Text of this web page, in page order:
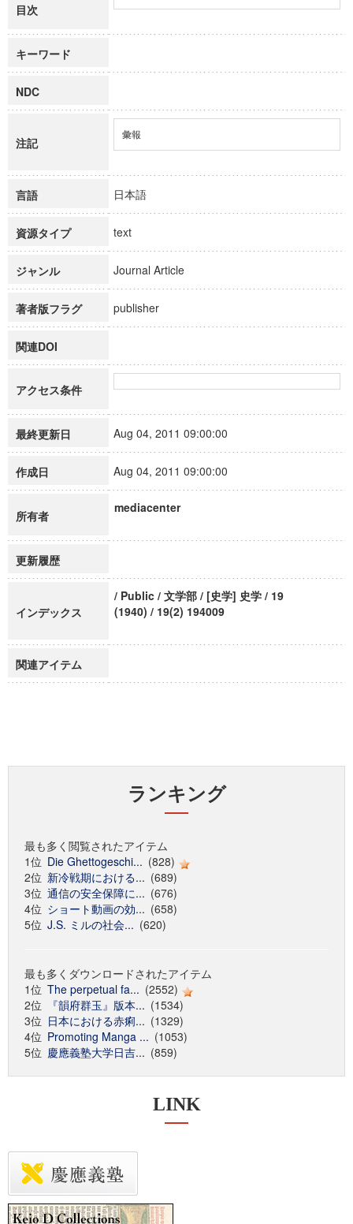
目次
キーワード
NDC
注記
彙報
言語 日本語
資源タイプ text
ジャンル Journal Article
著者版フラグ publisher
関連DOI
アクセス条件
最終更新日 Aug 04, 2011 09:00:00
作成日 Aug 04, 2011 09:00:00
所有者
mediacenter
更新履歴
インデックス
/ Public / 文学部 / [史学] 史学 / 19
(1940) / 19(2) 194009
関連アイテム
ランキング
最も多く閲覧されたアイテム
1位 Die Ghettogeschi... (828)
2位 新冷戦期における... (689)
3位 通信の安全保障に... (676)
4位 ショート動画の効... (658)
5位 J.S. ミルの社会... (620)
最も多くダウンロードされたアイテム
1位 The perpetual fa... (2552)
2位
『韻府群玉』版本... (1534)
3位 日本における赤痢... (1329)
4位 Promoting Manga ... (1053)
5位 慶應義塾大学日吉... (859)
LINK